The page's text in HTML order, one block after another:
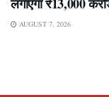
AUGUST 7, 2026